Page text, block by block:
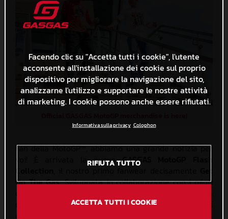
Fan della MotoGP™, abbiamo una grande notizia per
voi! È arrivata la nuovaGASGAS MotoGP Flash
On The Gas. Sviluppata in collaborazione con i piloti
collezione è composta da t-shirt e cappellini dedicati
Facendo clic su "Accetta tutti i cookie", l'utente
acconsente all'installazione dei cookie sul proprio
dispositivo per migliorare la navigazione del sito,
analizzarne l'utilizzo e supportare le nostre attività
di marketing. I cookie possono anche essere rifiutati.
Informativa sulla privacy Colophon
RIFIUTA TUTTO
ACCETTA TUTTI I COOKIE